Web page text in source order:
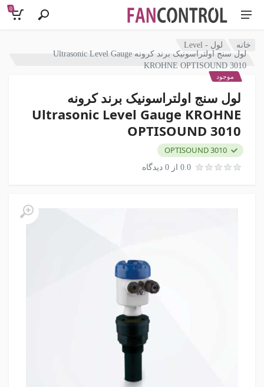
0
خانه
لول - Level
لول سنج اولتراسونیک برند کرونه Ultrasonic Level Gauge
KROHNE OPTISOUND 3010
لول سنج اولتراسونیک برند کرونه
Ultrasonic Level Gauge KROHNE
OPTISOUND 3010
0.0 از 0 دیدگاه
OPTISOUND 3010
موجود